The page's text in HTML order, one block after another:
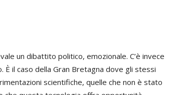
un dibattito politico, emozionale. C’è invece
È il caso della Gran Bretagna dove gli stessi
scientifiche, quelle che non è stato